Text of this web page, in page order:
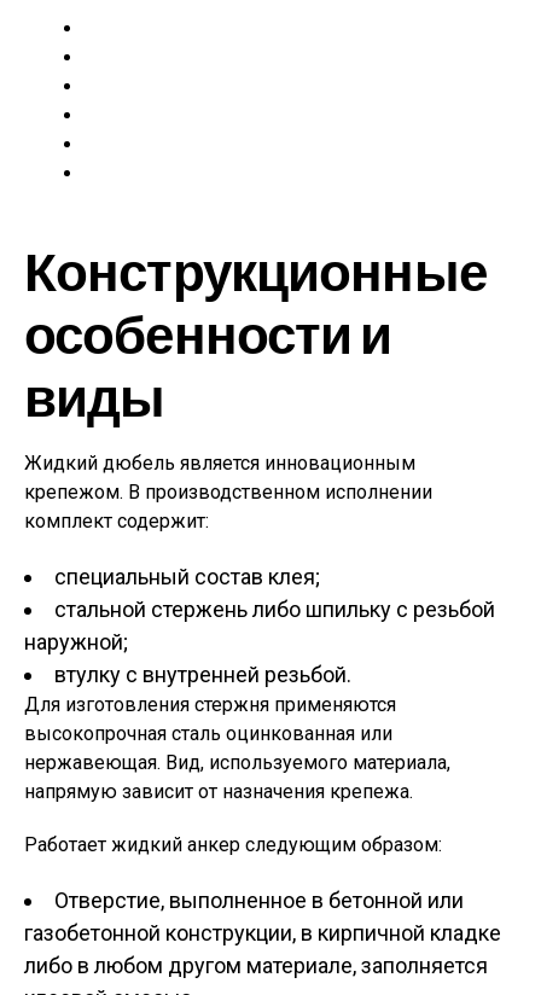
Конструкционные
особенности и
виды
Жидкий дюбель является инновационным
крепежом. В производственном исполнении
комплект содержит:
специальный состав клея;
стальной стержень либо шпильку с резьбой
наружной;
втулку с внутренней резьбой.
Для изготовления стержня применяются
высокопрочная сталь оцинкованная или
нержавеющая. Вид, используемого материала,
напрямую зависит от назначения крепежа.
Работает жидкий анкер следующим образом:
Отверстие, выполненное в бетонной или
газобетонной конструкции, в кирпичной кладке
либо в любом другом материале, заполняется